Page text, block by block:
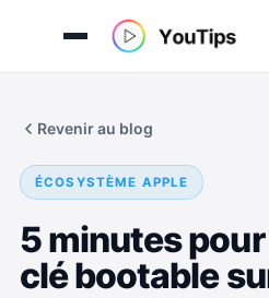
Revenir au blog
ÉCOSYSTÈME APPLE
5 minutes
clé bootable